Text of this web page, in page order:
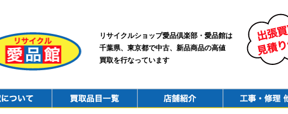
リサイクルショップ愛品倶楽部・愛品館は
千葉県、東京都で中古、新品商品の高値
買取を行なっています